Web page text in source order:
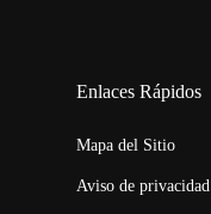
Enlaces Rápidos
Mapa del Sitio
Aviso de privacidad